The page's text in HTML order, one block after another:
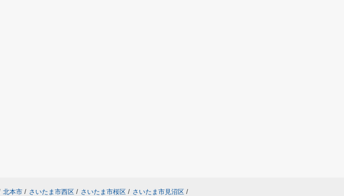
北本市 / さいたま市西区 / さいたま市桜区 / さいたま市見沼区 /